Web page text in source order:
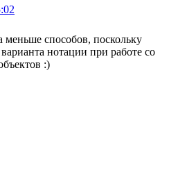
меньше способов, поскольку
нотации при работе со
:)